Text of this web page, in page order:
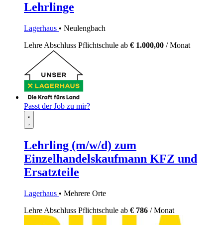
Lehrlinge
Lagerhaus • Neulengbach
Lehre Abschluss Pflichtschule ab € 1.000,00 / Monat
Passt der Job zu mir?
Lehrling (m/w/d) zum
Einzelhandelskaufmann KFZ und
Ersatzteile
Lagerhaus • Mehrere Orte
Lehre Abschluss Pflichtschule ab € 786 / Monat